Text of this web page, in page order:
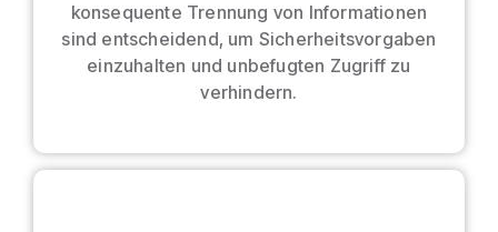
konsequente Trennung von Informationen
sind entscheidend, um Sicherheitsvorgaben
einzuhalten und unbefugten Zugriff zu
verhindern.